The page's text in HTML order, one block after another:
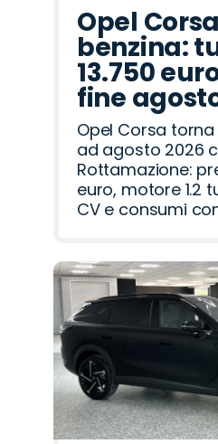
Opel Corsa
benzina:
13.750
fine
Opel Corsa
ad agosto 2026
Rottamazione:
euro, motore 1.2
CV e consumi